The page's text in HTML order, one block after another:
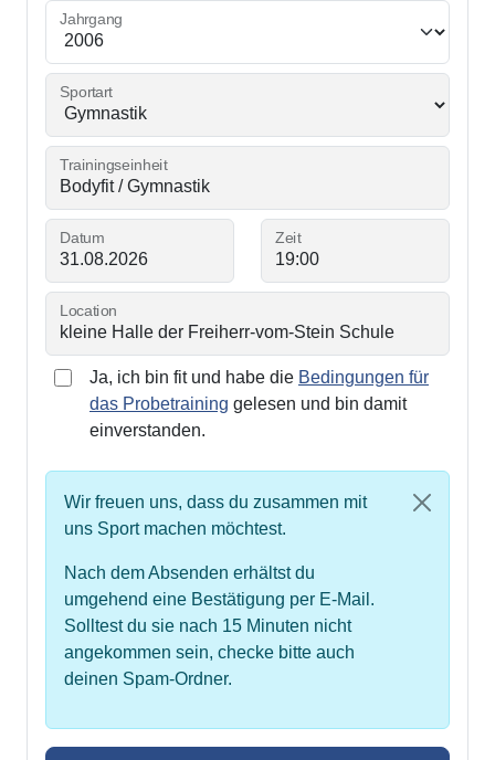
Jahrgang
Sportart
Trainingseinheit
Datum Zeit
Location
Ja, ich bin fit und habe die Bedingungen für
das Probetraining gelesen und bin damit
einverstanden.
Wir freuen uns, dass du zusammen mit
uns Sport machen möchtest.
Nach dem Absenden erhältst du
umgehend eine Bestätigung per E-Mail.
Solltest du sie nach 15 Minuten nicht
angekommen sein, checke bitte auch
deinen Spam-Ordner.